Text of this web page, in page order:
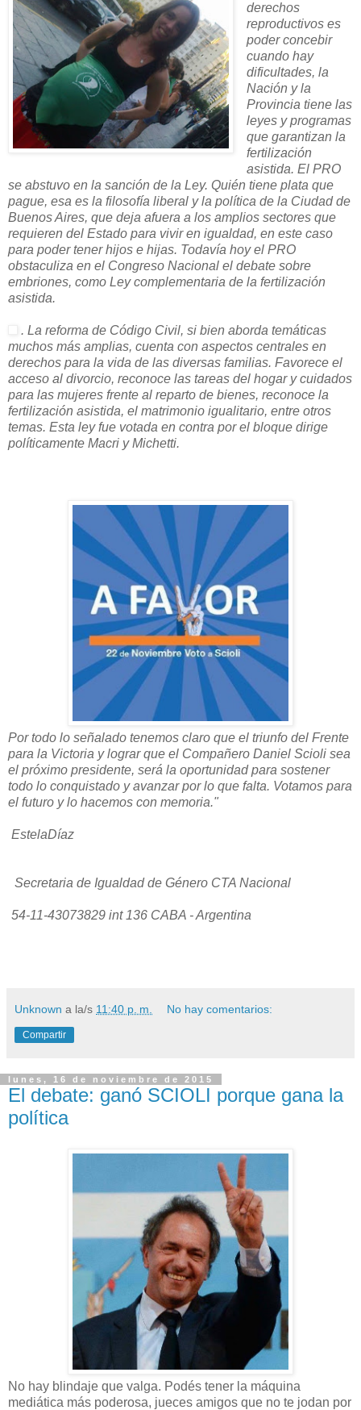
derechos
reproductivos es
poder concebir
cuando hay
dificultades, la
Nación y la
Provincia tiene las
leyes y programas
que garantizan la
fertilización
asistida. El PRO
se abstuvo en la sanción de la Ley. Quién tiene plata que
pague, esa es la filosofía liberal y la política de la Ciudad de
Buenos Aires, que deja afuera a los amplios sectores que
requieren del Estado para vivir en igualdad, en este caso
para poder tener hijos e hijas. Todavía hoy el PRO
obstaculiza en el Congreso Nacional el debate sobre
embriones, como Ley complementaria de la fertilización
asistida.
. La reforma de Código Civil, si bien aborda temáticas
muchos más amplias, cuenta con aspectos centrales en
derechos para la vida de las diversas familias. Favorece el
acceso al divorcio, reconoce las tareas del hogar y cuidados
para las mujeres frente al reparto de bienes, reconoce la
fertilización asistida, el matrimonio igualitario, entre otros
temas. Esta ley fue votada en contra por el bloque dirige
políticamente Macri y Michetti.
Por todo lo señalado tenemos claro que el triunfo del Frente
para la Victoria y lograr que el Compañero Daniel Scioli sea
el próximo presidente, será la oportunidad para sostener
todo lo conquistado y avanzar por lo que falta. Votamos para
el futuro y lo hacemos con memoria."
EstelaDíaz
Secretaria de Igualdad de Género CTA Nacional
54-11-43073829 int 136 CABA - Argentina
Unknown a la/s 11:40 p. m. No hay comentarios:
Compartir
lunes, 16 de noviembre de 2015
El debate: ganó SCIOLI porque gana la
política
No hay blindaje que valga. Podés tener la máquina
mediática más poderosa, jueces amigos que no te jodan por